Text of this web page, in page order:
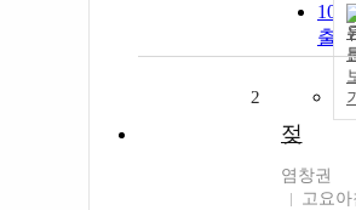
100
출력
2
젖
염창권
고요아